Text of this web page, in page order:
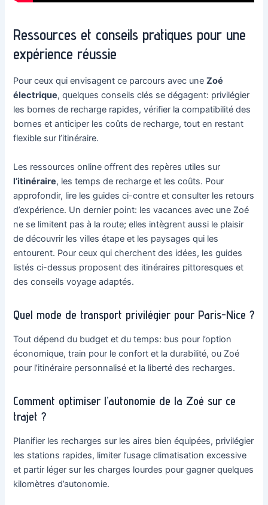
Ressources et conseils pratiques pour une
expérience réussie
Pour ceux qui envisagent ce parcours avec uneZoé
électrique, quelques conseils clés se dégagent: privilégier
les bornes de recharge rapides, vérifier la compatibilité des
bornes et anticiper les coûts de recharge, tout en restant
flexible sur l’itinéraire.
Les ressources online offrent des repères utiles sur
l’itinéraire, les temps de recharge et les coûts. Pour
approfondir, lire les guides ci-contre et consulter les retours
d’expérience. Un dernier point: les vacances avec une Zoé
ne se limitent pas à la route; elles intègrent aussi le plaisir
de découvrir les villes étape et les paysages qui les
entourent. Pour ceux qui cherchent des idées, les guides
listés ci-dessus proposent des itinéraires pittoresques et
des conseils voyage adaptés.
Quel mode de transport privilégier pour Paris-Nice ?
Tout dépend du budget et du temps: bus pour l’option
économique, train pour le confort et la durabilité, ou Zoé
pour l’itinéraire personnalisé et la liberté des recharges.
Comment optimiser l’autonomie de la Zoé sur ce
trajet ?
Planifier les recharges sur les aires bien équipées, privilégier
les stations rapides, limiter l’usage climatisation excessive
et partir léger sur les charges lourdes pour gagner quelques
kilomètres d’autonomie.